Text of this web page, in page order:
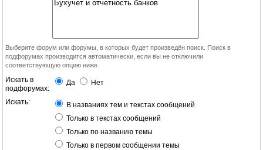
Выберите форум или форумы, в которых будет произведён поиск. Поиск в
подфорумах производится автоматически, если вы не отключили
соответствующую опцию ниже.
Искать в
подфорумах:
Да Нет
Искать:
В названиях тем и текстах сообщений
Только в текстах сообщений
Только по названию темы
Только в первом сообщении темы